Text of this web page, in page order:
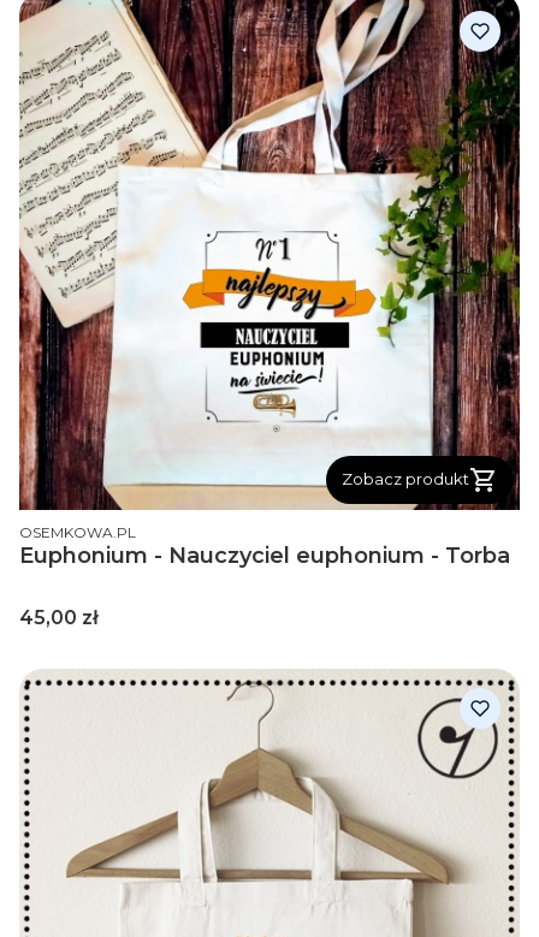
Zobacz produkt
PRODUCENT
OSEMKOWA.PL
Euphonium - Nauczyciel euphonium - Torba
Cena
45,00 zł